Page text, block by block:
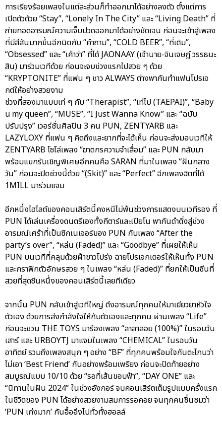
การเรียงร้อยเพลงในแต่ละส่วนก็ทำออกมาได้อย่างลงตัว ตั้งแต่การ
เปิดตัวด้วย “Stay”, “Lonely In The City” และ “Living Death” ที่
ถ่ายทอดอารมณ์ความเจ็บปวดออกมาได้อย่างชัดเจน ก่อนจะเข้าสู่เพลง
ที่มีสีสันมากขึ้นอีกนิดกับ “คำถาม”, “COLD BEER”, “ที่เดิม”,
“Obsessed” และ “เค้าว่า” ที่ได้ JAONAAY (เจ้านาย-จินเจษฎ์ วรรธนะ
สิน) มาร่วมเวทีด้วย ก่อนจะจบช่วงแรกไปสวย ๆ ด้วย
“KRYPTONITE” ที่แฟน ๆ ชาว ALWAYS ต่างพากันทำแฟนโปรเจ
กต์ให้อย่างสวยงาม
ช่วงที่สองมาแบบเท่ ๆ กับ “Therapist”, “เท่ไป (TAEPAI)”, “Baby
u my queen”, “MUSE”, “I Just Wanna Know” และ “ฉบับ
ปรับปรุง” เวอร์ชั่นศิลปิน 3 คน PUN, ZENTYARB และ
LAZYLOXY ที่แฟน ๆ คิดถึงและยากที่จะได้เห็น ก่อนจะส่งมอบเวทีให้
ZENTYARB โซโล่เพลง “ฆาตกรความจำเสื่อม” และ PUN กลับมา
พร้อมแขกรับเชิญพิเศษอีกคนคือ SARAN ที่มาในเพลง “ฝันกลาง
วัน” ก่อนจะปิดช่วงนี้ด้วย “(Skit)” และ “Perfect” อีกเพลงฮิตที่ได้
1MILL มาร่วมแจม
อีกหนึ่งไฮไลต์ของคอนเสิร์ตนี้คงหนีไม่พ้นช่วงการแสดงบนเวทีรอง ที่
PUN ได้เล่นเครื่องดนตรีเองทั้งกีตาร์และเปียโน พากันดำดิ่งสู่ช่วง
อารมณ์เศร้าที่เป็นซิกเนเจอร์ของ PUN กับเพลง “After the
party’s over”, “หล่น (Faded)” และ “Goodbye” ที่เผยให้เห็น
PUN บนเวทีที่คลุมด้วยผ้าขาวโปร่ง ฉายโปรเจกเตอร์ให้เห็นทั้ง PUN
และกราฟิกตัวอักษรสวย ๆ ในเพลง “หล่น (Faded)” ที่ยกให้เป็นซีนที่
สวยที่สุดซีนหนึ่งของคอนเสิร์ตนี้เลยทีเดียว
จากนั้น PUN กลับเข้าสู่เวทีใหญ่ ดึงอารมณ์ทุกคนให้มาเยียวยาหัวใจ
ตัวเอง ด้วยการส่งกำลังใจให้กับตัวเองและทุกคน ผ่านเพลง “Life”
ก่อนจะชวน THE TOYS มาร้องเพลง “ลาลาลอย (100%)” ในรอบวัน
เสาร์ และ URBOYTJ มาแจมในเพลง “CHEMICAL” ในรอบวัน
อาทิตย์ รวมถึงเพลงสนุก ๆ อย่าง “BF” ที่ทุกคนพร้อมใจกันตะโกนว่า
ไม่เอา ‘Best Friend’ กันอย่างพร้อมเพรียง ก่อนจะปิดท้ายอย่าง
สมบูรณ์แบบ 10/10 ด้วย “รอที่เส้นขอบฟ้า”, “DAY ONE” และ
“นิทานในฝัน 2024” ในช่วงอังกอร์ จบคอนเสิร์ตเต็มรูปแบบครั้งแรก
ในชีวิตของ PUN ได้อย่างสวยงามสมการรอคอย จนทุกคนชื่นชมว่า
‘PUN เก่งมาก’ กันอื้ออึงไปทั่วทั้งฮอลล์